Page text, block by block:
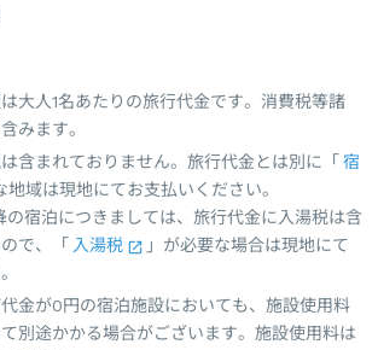
大人1名あたりの旅行代金です。消費税等諸
みます。
含まれておりません。旅行代金とは別に「 宿
地域は現地にてお支払いください。
の宿泊につきましては、旅行代金に入湯税は含
で、「 入湯税
」が必要な場合は現地にて
金が0円の宿泊施設においても、施設使用料
て別途かかる場合がございます。施設使用料は